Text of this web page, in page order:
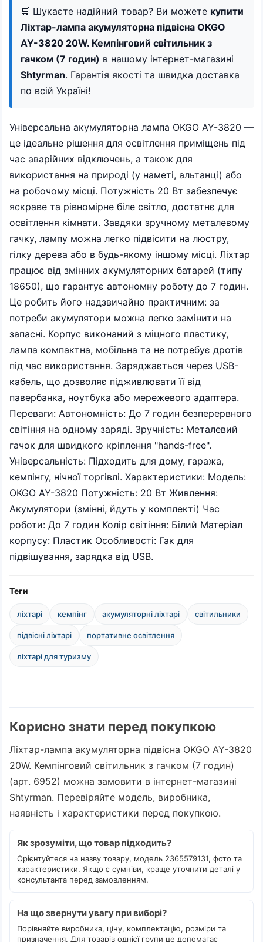
🛒 Шукаєте надійний товар? Ви можете купити
Ліхтар-лампа акумуляторна підвісна OKGO
AY-3820 20W. Кемпінговий світильник з
гачком (7 годин) в нашому інтернет-магазині
Shtyrman. Гарантія якості та швидка доставка
по всій Україні!
Універсальна акумуляторна лампа OKGO AY-3820 —
це ідеальне рішення для освітлення приміщень під
час аварійних відключень, а також для
використання на природі (у наметі, альтанці) або
на робочому місці. Потужність 20 Вт забезпечує
яскраве та рівномірне біле світло, достатнє для
освітлення кімнати. Завдяки зручному металевому
гачку, лампу можна легко підвісити на люстру,
гілку дерева або в будь-якому іншому місці. Ліхтар
працює від змінних акумуляторних батарей (типу
18650), що гарантує автономну роботу до 7 годин.
Це робить його надзвичайно практичним: за
потреби акумулятори можна легко замінити на
запасні. Корпус виконаний з міцного пластику,
лампа компактна, мобільна та не потребує дротів
під час використання. Заряджається через USB-
кабель, що дозволяє підживлювати її від
павербанка, ноутбука або мережевого адаптера.
Переваги: Автономність: До 7 годин безперервного
світіння на одному заряді. Зручність: Металевий
гачок для швидкого кріплення "hands-free".
Універсальність: Підходить для дому, гаража,
кемпінгу, нічної торгівлі. Характеристики: Модель:
OKGO AY-3820 Потужність: 20 Вт Живлення:
Акумулятори (змінні, йдуть у комплекті) Час
роботи: До 7 годин Колір світіння: Білий Матеріал
корпусу: Пластик Особливості: Гак для
підвішування, зарядка від USB.
Теги
ліхтарі кемпінг акумуляторні ліхтарі світильники
підвісні ліхтарі портативне освітлення
ліхтарі для туризму
Корисно знати перед покупкою
Ліхтар-лампа акумуляторна підвісна OKGO AY-3820
20W. Кемпінговий світильник з гачком (7 годин)
(арт. 6952) можна замовити в інтернет-магазині
Shtyrman. Перевіряйте модель, виробника,
наявність і характеристики перед покупкою.
Як зрозуміти, що товар підходить?
Орієнтуйтеся на назву товару, модель 2365579131, фото та
характеристики. Якщо є сумніви, краще уточнити деталі у
консультанта перед замовленням.
На що звернути увагу при виборі?
Порівняйте виробника, ціну, комплектацію, розміри та
призначення. Для товарів однієї групи це допомагає